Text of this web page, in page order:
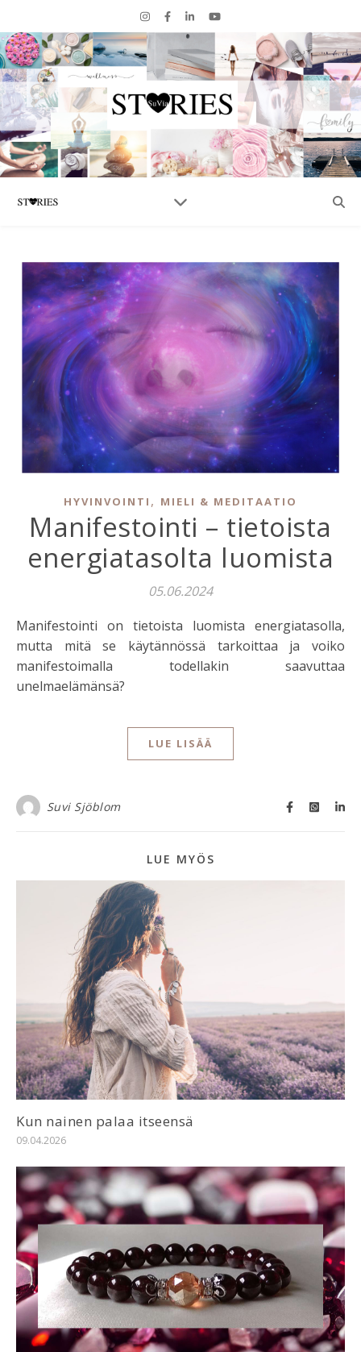
HYVINVOINTI , MIELI & MEDITAATIO
Manifestointi – tietoista
energiatasolta luomista
05.06.2024
Manifestointi on tietoista luomista energiatasolla,
mutta mitä se käytännössä tarkoittaa ja voiko
manifestoimalla todellakin saavuttaa
unelmaelämänsä?
LUE LISÄÄ
Suvi Sjöblom
LUE MYÖS
Kun nainen palaa itseensä
09.04.2026